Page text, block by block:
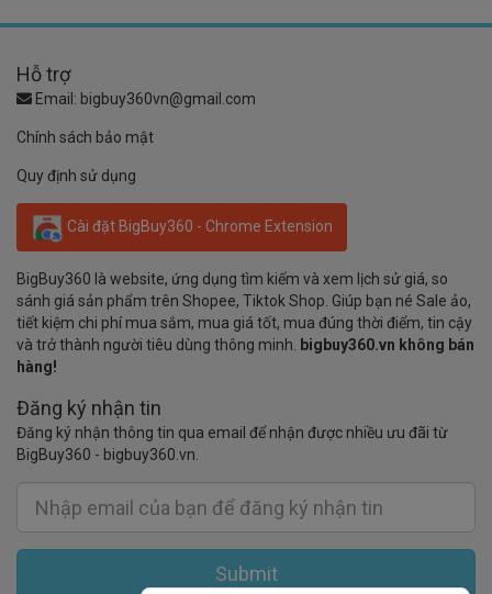
Hỗ trợ
Email: bigbuy360vn@gmail.com
Chính sách bảo mật
Quy định sử dụng
Cài đặt BigBuy360 - Chrome Extension
BigBuy360 là website, ứng dụng tìm kiếm và xem lịch sử giá, so
sánh giá sản phẩm trên Shopee, Tiktok Shop. Giúp bạn né Sale ảo,
tiết kiệm chi phí mua sắm, mua giá tốt, mua đúng thời điểm, tin cậy
và trở thành người tiêu dùng thông minh. bigbuy360.vn không bán
hàng!
Đăng ký nhận tin
Đăng ký nhận thông tin qua email để nhận được nhiều ưu đãi từ
BigBuy360 - bigbuy360.vn.
Submit